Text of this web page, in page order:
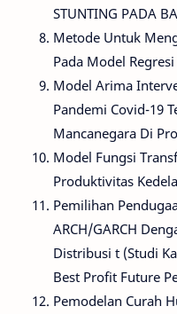
STUNTING PADA
Metode Untuk
Pada Model
Model Arima
Pandemi Covid-19
Mancanegara Di
Model Fungsi
Produktivitas
Pemilihan
ARCH/GARCH
Distribusi t (Studi
Best Profit Future
Pemodelan Curah